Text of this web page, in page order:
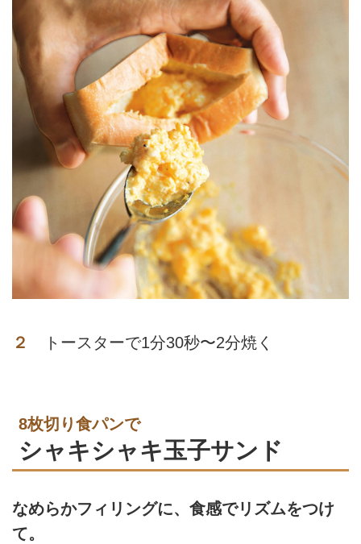
２ トースターで1分30秒〜2分焼く
8枚切り食パンで
シャキシャキ玉子サンド
なめらかフィリングに、食感でリズムをつけ
て。